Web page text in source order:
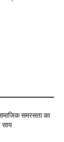
समरसता का
साय